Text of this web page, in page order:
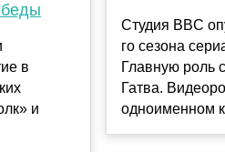
в
и
Студия BBC
го сезона
Главную роль
Гатва.
одноименном